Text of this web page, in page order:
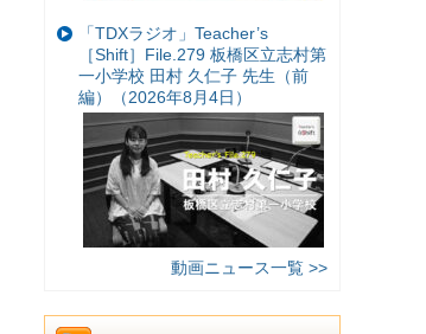
「TDXラジオ」Teacher’s
［Shift］File.279 板橋区立志村第
一小学校 田村 久仁子 先生（前
編）（2026年8月4日）
動画ニュース一覧 >>